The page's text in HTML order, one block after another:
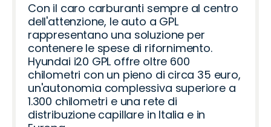
Con il caro carburanti sempre al centro
dell'attenzione, le auto a GPL
rappresentano una soluzione per
contenere le spese di rifornimento.
Hyundai i20 GPL offre oltre 600
chilometri con un pieno di circa 35 euro,
un'autonomia complessiva superiore a
1.300 chilometri e una rete di
distribuzione capillare in Italia e in